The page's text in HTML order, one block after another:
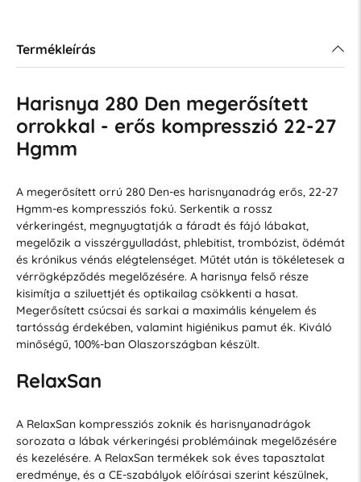
Termékleírás
Harisnya 280 Den megerősített
orrokkal - erős kompresszió 22-27
Hgmm
A megerősített orrú 280 Den-es harisnyanadrág erős, 22-27
Hgmm-es kompressziós fokú. Serkentik a rossz
vérkeringést, megnyugtatják a fáradt és fájó lábakat,
megelőzik a visszérgyulladást, phlebitist, trombózist, ödémát
és krónikus vénás elégtelenséget. Műtét után is tökéletesek a
vérrögképződés megelőzésére. A harisnya felső része
kisimítja a sziluettjét és optikailag csökkenti a hasat.
Megerősített csúcsai és sarkai a maximális kényelem és
tartósság érdekében, valamint higiénikus pamut ék. Kiváló
minőségű, 100%-ban Olaszországban készült.
RelaxSan
A RelaxSan kompressziós zoknik és harisnyanadrágok
sorozata a lábak vérkeringési problémáinak megelőzésére
és kezelésére. A RelaxSan termékek sok éves tapasztalat
eredménye, és a CE-szabályok előírásai szerint készülnek,